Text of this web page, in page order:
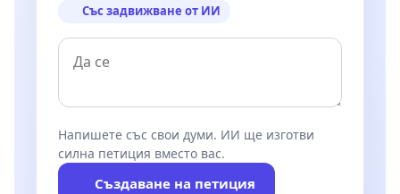
Със задвижване от ИИ
Напишете със свои думи. ИИ ще изготви
силна петиция вместо вас.
Създаване на петиция